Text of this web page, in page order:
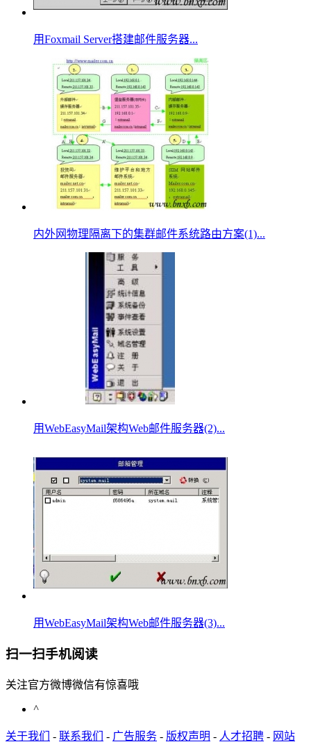
用Foxmail Server搭建邮件服务器...
内外网物理隔离下的集群邮件系统路由方案(1)...
用WebEasyMail架构Web邮件服务器(2)...
用WebEasyMail架构Web邮件服务器(3)...
扫一扫手机阅读
关注官方微博微信有惊喜哦
^
关于我们 - 联系我们 - 广告服务 - 版权声明 - 人才招聘 - 网站